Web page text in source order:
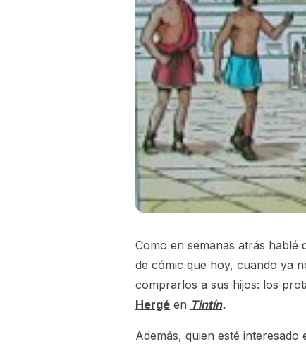
Como en semanas atrás
de cómic que hoy, cuando ya
comprarlos a sus hijos: los
Hergé en Tintín.
Además, quien esté